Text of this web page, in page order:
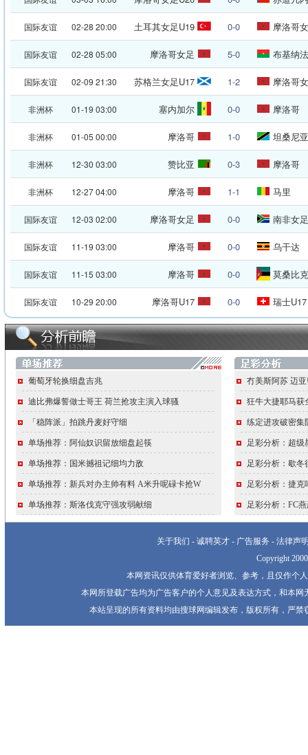
国际友谊 02-28 20:00 土耳其女足U19 0-0 摩洛哥
国际友谊 02-28 05:00 摩洛哥女足 5-0 布基纳
国际友谊 02-09 21:30 苏格兰女足U17 1-2 摩洛哥
非洲杯 01-19 03:00 塞内加尔 0-0 摩洛哥
非洲杯 01-05 00:00 摩洛哥 1-0 坦桑尼亚
非洲杯 12-30 03:00 赞比亚 0-3 摩洛哥
非洲杯 12-27 04:00 摩洛哥 1-1 马里
国际友谊 12-03 02:00 摩洛哥女足 0-0 南非女足
国际友谊 11-19 03:00 摩洛哥 0-0 乌干达
国际友谊 11-15 03:00 摩洛哥 0-0 莫桑比克
国际友谊 10-29 20:00 摩洛哥U17 0-0 瑞士U17
葡萄牙轮换细盘吉兆
迪比弗爆誓做士哥王 荷兰抢攻主演入球骚
「稳阵派」拍跳丹麦好守细
单场推荐：阿仙奴识留放细盘起筷
单场推荐：国米撼祖记细均力敌
单场推荐：新兵对办主帅有料 A米升呢碌卡抢W
单场推荐：斯洛伐克守强攻弱献细
冇美斯阿苏 迈
狂牛大捷耶马获
练定进攻破密集
足彩分析：超级
足彩分析：歇冬
足彩分析：捷克
足彩分析：FC
关于我们 - 诚聘英才 - 广告服务 - 法律声
Copyright
本网资讯仅供体育爱好者浏览、参考，且仅作个
本网所登载广告均为广告客户的个人意见及表达方式，和本
本站呈现的所有资料均由搜球网编辑发布，版权所有，严